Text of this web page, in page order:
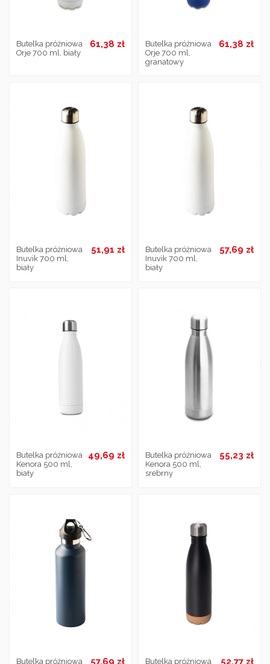
Butelka próżniowa
Orje 700 ml, biały
61,38 zł
Butelka próżniowa
Orje 700 ml,
granatowy
61,38 zł
Butelka próżniowa
Inuvik 700 ml,
biały
51,91 zł
Butelka próżniowa
Inuvik 700 ml,
biały
57,69 zł
Butelka próżniowa
Kenora 500 ml,
biały
49,69 zł
Butelka próżniowa
Kenora 500 ml,
srebrny
55,23 zł
Butelka próżniowa 57,69 zł Butelka próżniowa 52,77 zł